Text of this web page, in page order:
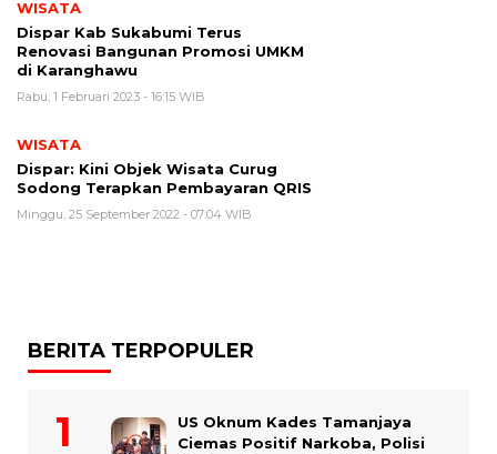
WISATA
Dispar Kab Sukabumi Terus
Renovasi Bangunan Promosi UMKM
di Karanghawu
Rabu, 1 Februari 2023 - 16:15 WIB
WISATA
Dispar: Kini Objek Wisata Curug
Sodong Terapkan Pembayaran QRIS
Minggu, 25 September 2022 - 07:04 WIB
BERITA TERPOPULER
US Oknum Kades Tamanjaya
Ciemas Positif Narkoba, Polisi